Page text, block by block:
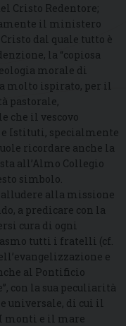
Cristo Redentore;
il ministero
dal quale tutto è
la “copiosa
morale di
molto ispirato, per il
pastorale,
che il vescovo
e Istituti, specialmente
ricordare anche la
all’Almo Collegio
simbolo.
alla missione
a predicare con la
cura di ogni
tutti i fratelli (cf.
e
al Pontificio
con la sua peculiarità
universale, di cui il
I monti e il mare